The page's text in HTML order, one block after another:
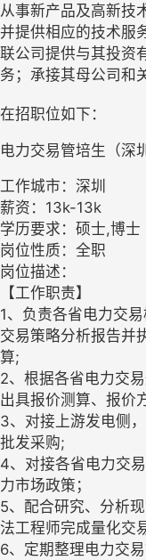
从事新产品及高新技
并提供相应的技术服
联公司提供与其投资
务；承接其母公司和
在招职位如下：
电力交易管培生（深
工作城市：深圳
薪资：13k-13k
学历要求：硕士,博士
岗位性质：全职
岗位描述：
【工作职责】
1、负责各省电力交
交易策略分析报告并
算;
2、根据各省电力交
出具报价测算、报价
3、对接上游发电侧
批发采购;
4、对接各省电力交
力市场政策；
5、配合研究、分析
法工程师完成量化交
6、定期整理电力交